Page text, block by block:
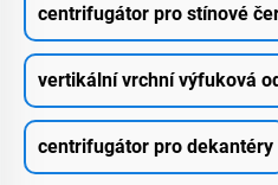
centrifugátor pro stínové
vertikální vrchní výfuková
centrifugátor pro dekantéry